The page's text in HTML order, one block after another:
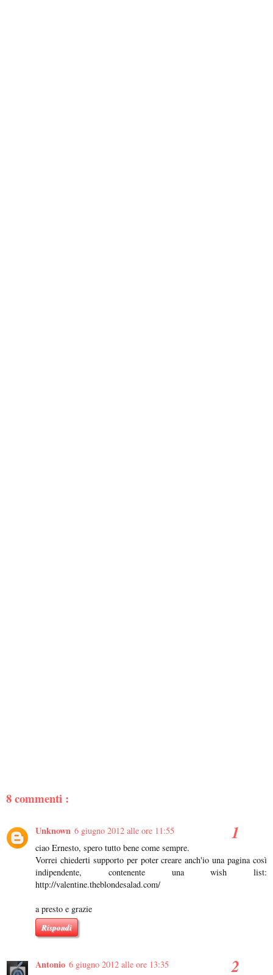
8 commenti :
Unknown 6 giugno 2012 alle ore 11:55
ciao Ernesto, spero tutto bene come sempre.
Vorrei chiederti supporto per poter creare anch'io una pagina così
indipendente, contenente una wish list:
http://valentine.theblondesalad.com/
a presto e grazie
Rispondi
Antonio 6 giugno 2012 alle ore 13:35